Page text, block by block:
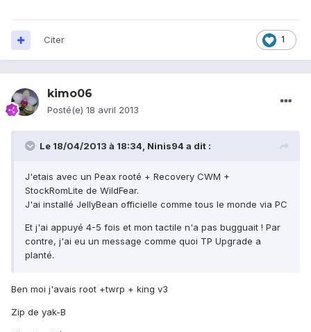
1
Citer
kimo06
Posté(e) 18 avril 2013
Le 18/04/2013 à 18:34, Ninis94 a dit :
J'etais avec un Peax rooté + Recovery CWM +
StockRomLite de WildFear.
J'ai installé JellyBean officielle comme tous le monde via PC
Et j'ai appuyé 4-5 fois et mon tactile n'a pas bugguait ! Par
contre, j'ai eu un message comme quoi TP Upgrade a
planté.
Ben moi j'avais root +twrp + king v3
Zip de yak-B